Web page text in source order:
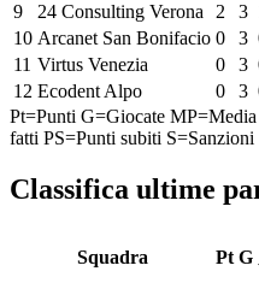
9
24 Consulting Verona 2 3
10 Arcanet San Bonifacio 0 3
11 Virtus Venezia 0 3
12 Ecodent Alpo 0 3
Pt=Punti G=Giocate MP=Media
fatti PS=Punti subiti S=Sanzioni
Classifica ultime
Squadra Pt G